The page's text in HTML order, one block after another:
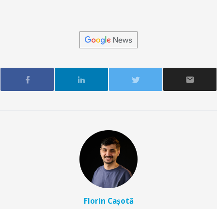
Florin Cașotă